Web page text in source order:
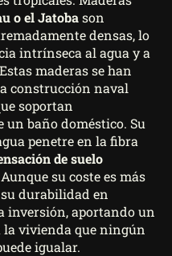
o el Jatobason
densas, lo
intrínseca al agua y a
maderas se han
construcción naval
soportan
un baño doméstico. Su
penetre en la fibra
de suelo
su coste es más
su durabilidad en
inversión, aportando un
vivienda que ningún
igualar.